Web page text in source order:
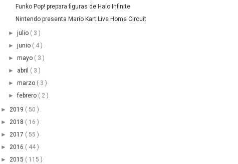
Funko Pop! prepara figuras de Halo Infinite
Nintendo presenta Mario Kart Live Home Circuit
► julio ( 3 )
► junio ( 4 )
► mayo ( 3 )
► abril ( 3 )
► marzo ( 3 )
►febrero ( 2 )
►2019 ( 50 )
►2018 ( 16 )
►2017 ( 55 )
►2016 ( 44 )
►2015 ( 115 )